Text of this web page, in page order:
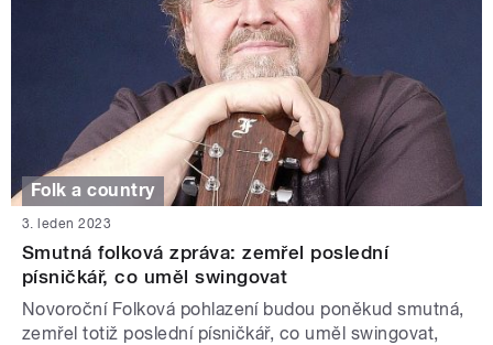
Folk a country
3. leden 2023
Smutná folková zpráva: zemřel poslední
písničkář, co uměl swingovat
Novoroční Folková pohlazení budou poněkud smutná,
zemřel totiž poslední písničkář, co uměl swingovat,